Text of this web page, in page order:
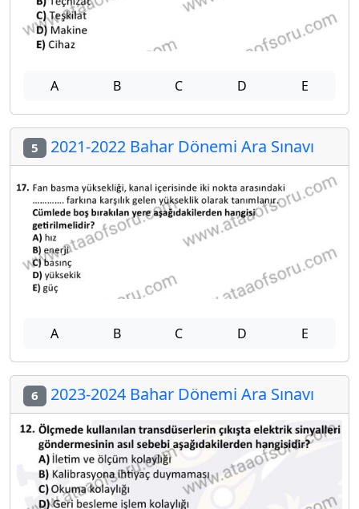
A B C D E
5 2021-2022 Bahar Dönemi Ara Sınavı
A B C D E
6 2023-2024 Bahar Dönemi Ara Sınavı